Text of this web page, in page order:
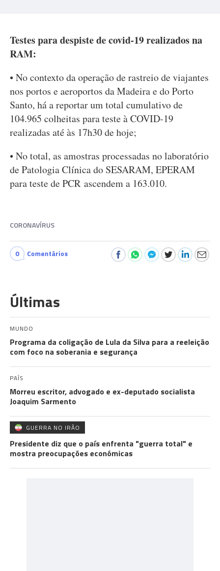
Testes para despiste de covid-19 realizados na
RAM:
• No contexto da operação de rastreio de viajantes
nos portos e aeroportos da Madeira e do Porto
Santo, há a reportar um total cumulativo de
104.965 colheitas para teste à COVID-19
realizadas até às 17h30 de hoje;
• No total, as amostras processadas no laboratório
de Patologia Clínica do SESARAM, EPERAM
para teste de PCR ascendem a 163.010.
CORONAVÍRUS
0 Comentários
Últimas
MUNDO
Programa da coligação de Lula da Silva para a reeleição
com foco na soberania e segurança
PAÍS
Morreu escritor, advogado e ex-deputado socialista
Joaquim Sarmento
GUERRA NO IRÃO
Presidente diz que o país enfrenta "guerra total" e
mostra preocupações económicas